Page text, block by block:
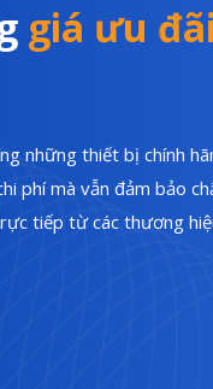
giá ưu đãi
những thiết bị chính
phí mà vẫn đảm bảo
tiếp từ các thương